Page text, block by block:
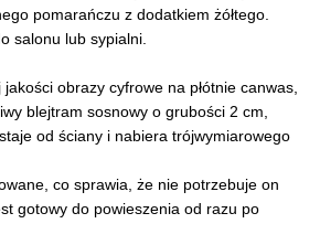
pomarańczu z dodatkiem żółtego.
salonu lub sypialni.
obrazy cyfrowe na płótnie canwas,
blejtram sosnowy o grubości 2 cm,
od ściany i nabiera trójwymiarowego
co sprawia, że nie potrzebuje on
gotowy do powieszenia od razu po